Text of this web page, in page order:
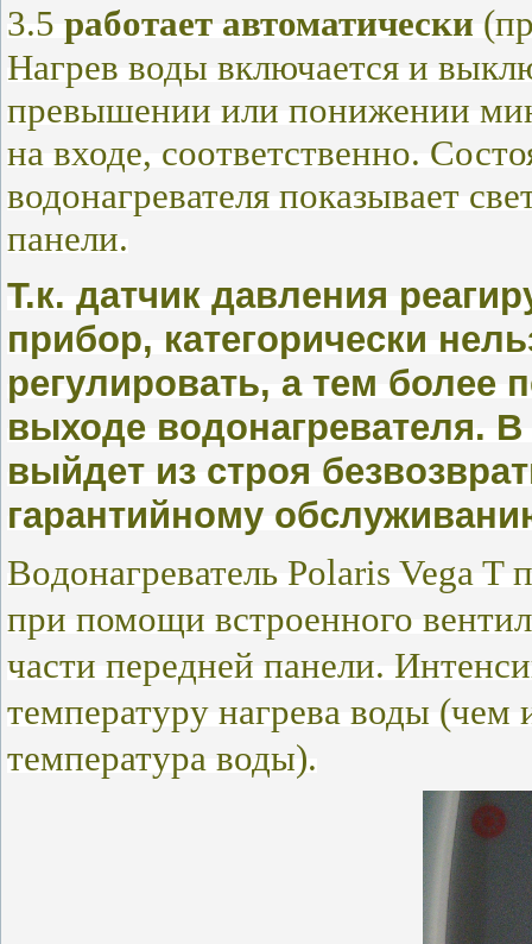
3.5 работает автоматически
Нагрев воды включается и
превышении или понижении
на входе, соответственно.
водонагревателя показывает
панели.
Т.к. датчик давления
прибор, категорически
регулировать, а тем более
выходе водонагревателя.
выйдет из строя
гарантийному
Вoдoнагреватель Polaris Vega T
при помощи встроенного
части передней панели.
температуру нагрева воды
температура воды).